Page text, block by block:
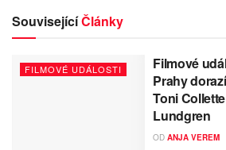
SouvisejícíČlánky
FILMOVÉ UDÁLOSTI
Filmové
Prahy
Toni
Lundgren
OD ANJA VEREM